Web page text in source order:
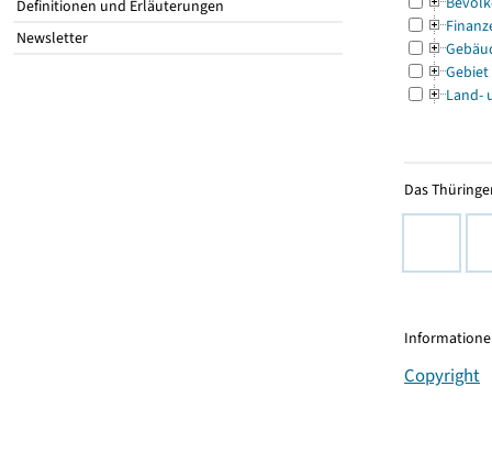
Definitionen und Erläuterungen
Newsletter
Gebiet
Land-
Das
Copyright